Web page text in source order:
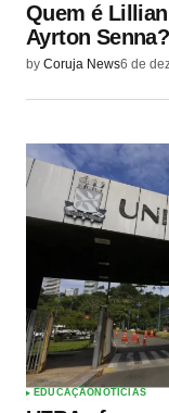
Quem é
Ayrton Senna?
by Coruja News6 de
EDUCAÇÃONOTÍCIAS